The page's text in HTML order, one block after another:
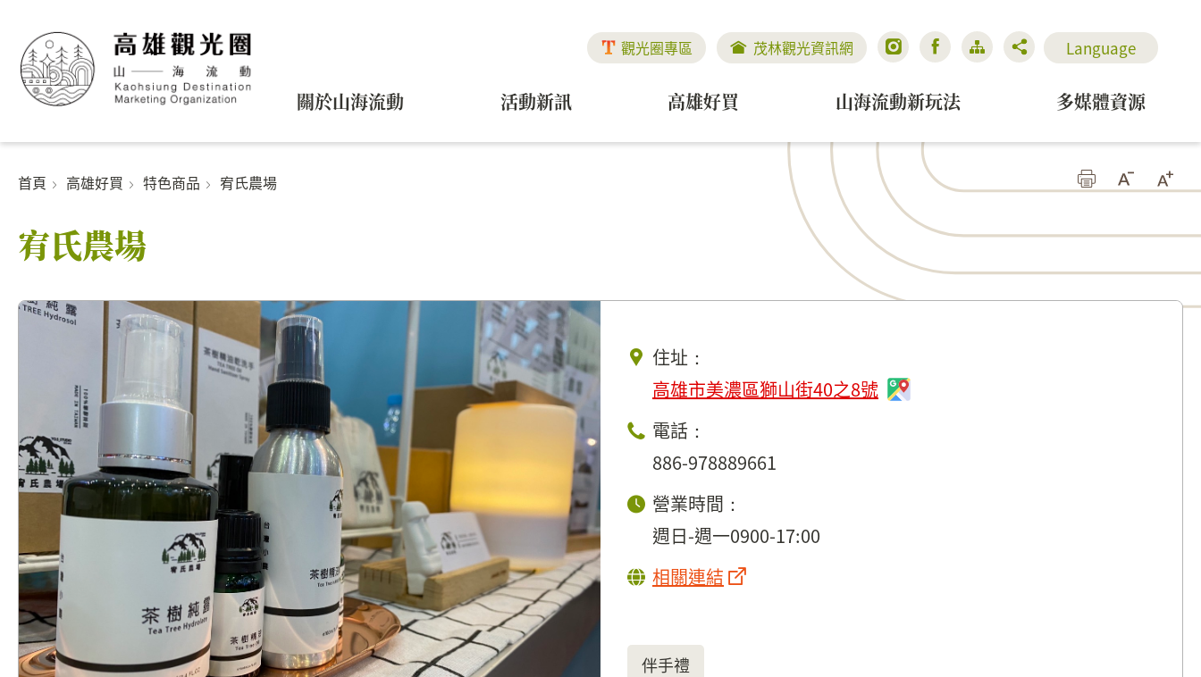
觀光圈專區 茂林觀光資訊網 Language
關於山海流動 活動新訊 高雄好買 山海流動新玩法 多媒體資源
首頁 高雄好買 特色商品 宥氏農場
宥氏農場
住址：
高雄市美濃區獅山街40之8號
電話：
886-978889661
營業時間：
週日-週一0900-17:00
相關連結
伴手禮